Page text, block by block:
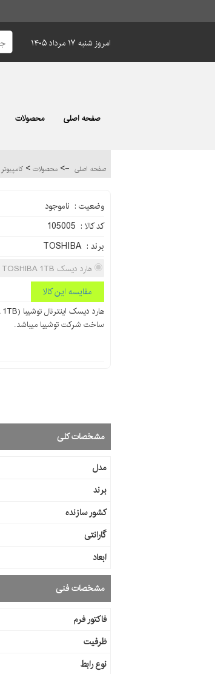
امروز شنبه ۱۷ مرداد ۱۴۰۵
صفحه اصلی محصولات
صفحه اصلی -> محصولات > کامپیوتر
وضعیت : ناموجود
کد کالا : 105005
برند : TOSHIBA
هارد دیسک TOSHIBA 1TB
مقایسه این کالا
ساخت شرکت توشیبا میباشد.
مشخصات کلی
مدل
برند
کشور سازنده
گارانتی
ابعاد
مشخصات فنی
فاکتور فرم
ظرفیت
نوع رابط